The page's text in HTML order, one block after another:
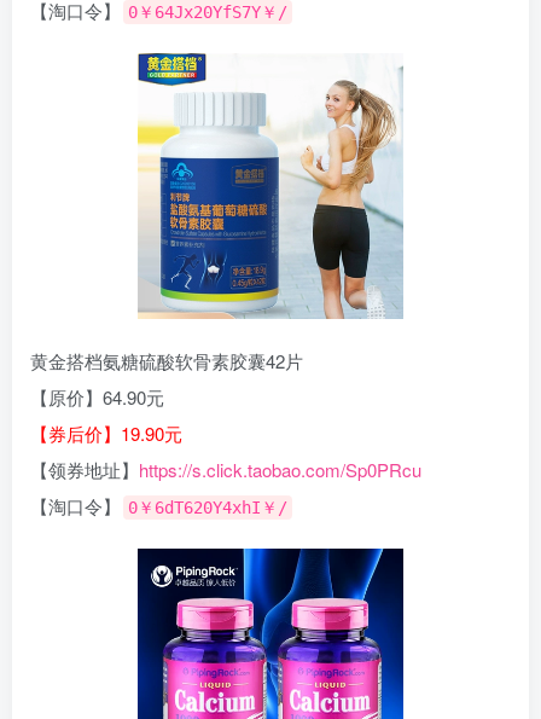
【淘口令】 0￥64Jx20YfS7Y￥/
黄金搭档氨糖硫酸软骨素胶囊42片
【原价】64.90元
【券后价】19.90元
【领券地址】 https://s.click.taobao.com/Sp0PRcu
【淘口令】
0￥6dT620Y4xhI￥/